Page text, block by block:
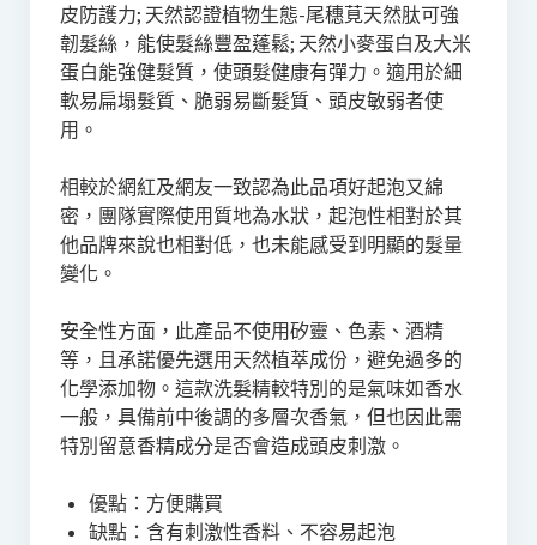
皮防護力; 天然認證植物生態-尾穗莧天然肽可強
韌髮絲，能使髮絲豐盈蓬鬆; 天然小麥蛋白及大米
蛋白能強健髮質，使頭髮健康有彈力。適用於細
軟易扁塌髮質、脆弱易斷髮質、頭皮敏弱者使
用。
相較於網紅及網友一致認為此品項好起泡又綿
密，團隊實際使用質地為水狀，起泡性相對於其
他品牌來說也相對低，也未能感受到明顯的髮量
變化。
安全性方面，此產品不使用矽靈、色素、酒精
等，且承諾優先選用天然植萃成份，避免過多的
化學添加物。這款洗髮精較特別的是氣味如香水
一般，具備前中後調的多層次香氣，但也因此需
特別留意香精成分是否會造成頭皮刺激。
優點：方便購買
缺點：含有刺激性香料、不容易起泡